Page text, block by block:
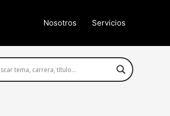
Nosotros Servicios